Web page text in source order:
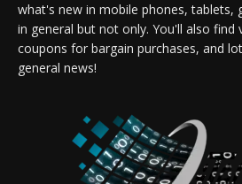
what's new in mobile phones, tablets,
in general but not only. You'll also find
coupons for bargain purchases, and
general news!